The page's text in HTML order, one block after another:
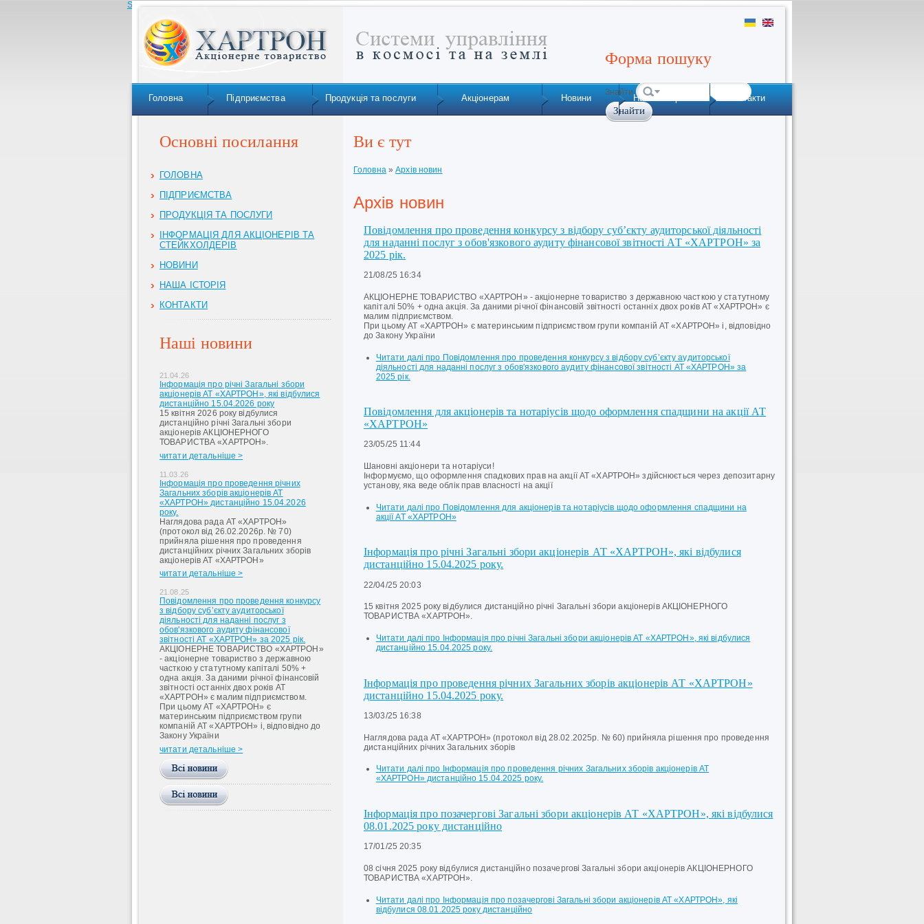
Skip to navigation
Форма пошуку
Знайти
Головна Підприємства Продукція та послуги Акціонерам Новини Наша історія Контакти
Основні посилання
ГОЛОВНА
ПІДПРИЄМСТВА
ПРОДУКЦІЯ ТА ПОСЛУГИ
ІНФОРМАЦІЯ ДЛЯ АКЦІОНЕРІВ ТА
СТЕЙКХОЛДЕРІВ
НОВИНИ
НАША ІСТОРІЯ
КОНТАКТИ
Наші новини
21.04.26
Інформація про річні Загальні збори
акціонерів АТ «ХАРТРОН», які відбулися
дистанційно 15.04.2026 року
15 квітня 2026 року відбулися
дистанційно річні Загальні збори
акціонерів АКЦІОНЕРНОГО
ТОВАРИСТВА «ХАРТРОН».
читати детальніше >
11.03.26
Інформація про проведення річних
Загальних зборів акціонерів АТ
«ХАРТРОН» дистанційно 15.04.2026
року.
Наглядова рада АТ «ХАРТРОН»
(протокол від 26.02.2026р. № 70)
прийняла рішення про проведення
дистанційних річних Загальних зборів
акціонерів АТ «ХАРТРОН»
читати детальніше >
21.08.25
Повідомлення про проведення конкурсу
з відбору суб’єкту аудиторської
діяльності для наданні послуг з
обов'язкового аудиту фінансової
звітності АТ «ХАРТРОН» за 2025 рік.
АКЦІОНЕРНЕ ТОВАРИСТВО «ХАРТРОН»
- акціонерне товариство з державною
часткою у статутному капіталі 50% +
одна акція. За даними річної фінансовій
звітності останніх двох років АТ
«ХАРТРОН» є малим підприємством.
При цьому АТ «ХАРТРОН» є
материнським підприємством групи
компаній АТ «ХАРТРОН» і, відповідно до
Закону України
читати детальніше >
Ви є тут
Головна»Архів новин
Архів новин
Повідомлення про проведення конкурсу з відбору суб’єкту аудиторської діяльності
для наданні послуг з обов'язкового аудиту фінансової звітності АТ «ХАРТРОН» за
2025 рік.
21/08/25 16:34
АКЦІОНЕРНЕ ТОВАРИСТВО «ХАРТРОН» - акціонерне товариство з державною часткою у статутному
капіталі 50% + одна акція. За даними річної фінансовій звітності останніх двох років АТ «ХАРТРОН» є
малим підприємством.
При цьому АТ «ХАРТРОН» є материнським підприємством групи компаній АТ «ХАРТРОН» і, відповідно
до Закону України
Читати далі про Повідомлення про проведення конкурсу з відбору суб’єкту аудиторської
діяльності для наданні послуг з обов'язкового аудиту фінансової звітності АТ «ХАРТРОН» за
2025 рік.
Повідомлення для акціонерів та нотаріусів щодо оформлення спадщини на акції АТ
«ХАРТРОН»
23/05/25 11:44
Шановні акціонери та нотаріуси!
Інформуємо, що оформлення спадкових прав на акції АТ «ХАРТРОН» здійснюється через депозитарну
установу, яка веде облік прав власності на акції
Читати далі про Повідомлення для акціонерів та нотаріусів щодо оформлення спадщини на
акції АТ «ХАРТРОН»
Інформація про річні Загальні збори акціонерів АТ «ХАРТРОН», які відбулися
дистанційно 15.04.2025 року.
22/04/25 20:03
15 квітня 2025 року відбулися дистанційно річні Загальні збори акціонерів АКЦІОНЕРНОГО
ТОВАРИСТВА «ХАРТРОН».
Читати далі про Інформація про річні Загальні збори акціонерів АТ «ХАРТРОН», які відбулися
дистанційно 15.04.2025 року.
Інформація про проведення річних Загальних зборів акціонерів АТ «ХАРТРОН»
дистанційно 15.04.2025 року.
13/03/25 16:38
Наглядова рада АТ «ХАРТРОН» (протокол від 28.02.2025р. № 60) прийняла рішення про проведення
дистанційних річних Загальних зборів
Читати далі про Інформація про проведення річних Загальних зборів акціонерів АТ
«ХАРТРОН» дистанційно 15.04.2025 року.
Інформація про позачергові Загальні збори акціонерів АТ «ХАРТРОН», які відбулися
08.01.2025 року дистанційно
17/01/25 20:35
08 січня 2025 року відбулися дистанційно позачергові Загальні збори акціонерів АКЦІОНЕРНОГО
ТОВАРИСТВА «ХАРТРОН».
Читати далі про Інформація про позачергові Загальні збори акціонерів АТ «ХАРТРОН», які
відбулися 08.01.2025 року дистанційно